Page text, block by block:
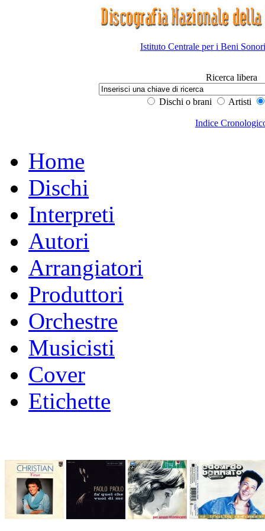
Istituto Centrale per i Beni
Ricerca libera
Dischi o brani Artisti
Indice
Home
Dischi
Interpreti
Autori
Arrangiatori
Produttori
Orchestre
Musicisti
Cover
Etichette